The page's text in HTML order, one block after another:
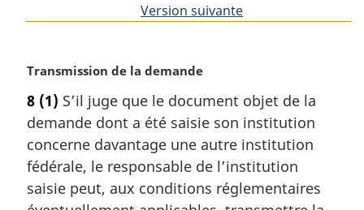
Version suivante
N
t
e
m
a
g
Transmission de la demande
8 (1) S’il juge que le document objet de la
demande dont a été saisie son institution
concerne davantage une autre institution
fédérale, le responsable de l’institution
saisie peut, aux conditions réglementaires